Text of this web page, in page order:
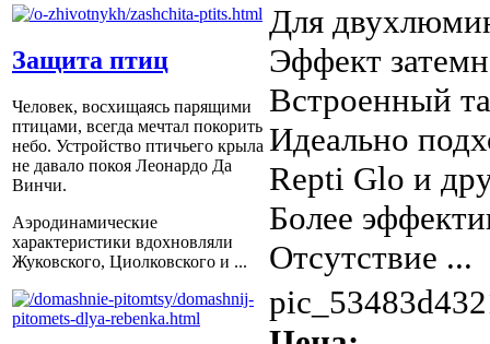
Защита птиц
Человек, восхищаясь парящими
птицами, всегда мечтал покорить
небо. Устройство птичьего крыла
не давало покоя Леонардо Да
Винчи.
Аэродинамические
характеристики вдохновляли
Жуковского, Циолковского и ...
Для
Эффект
Встроенный
Идеально
Repti Glo и
Более
Отсутствие ...